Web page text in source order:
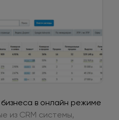
в онлайн режиме
из CRM системы,